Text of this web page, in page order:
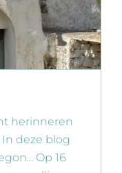
herinneren
deze blog
Op 16